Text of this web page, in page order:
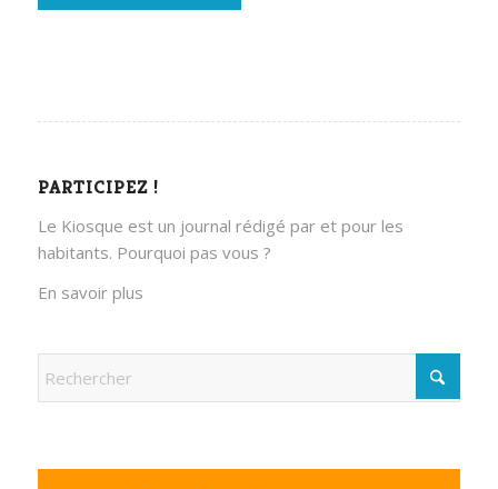
PARTICIPEZ !
Le Kiosque est un journal rédigé par et pour les
habitants. Pourquoi pas vous ?
En savoir plus